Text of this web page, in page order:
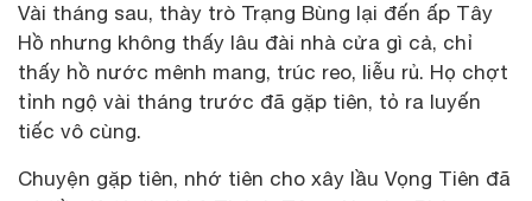
Vài tháng sau, thày trò Trạng Bùng lại đến ấp Tây
Hồ nhưng không thấy lâu đài nhà cửa gì cả, chỉ
thấy hồ nước mênh mang, trúc reo, liễu rủ. Họ chợt
tỉnh ngộ vài tháng trước đã gặp tiên, tỏ ra luyến
tiếc vô cùng.
Chuyện gặp tiên, nhớ tiên cho xây lầu Vọng Tiên đã